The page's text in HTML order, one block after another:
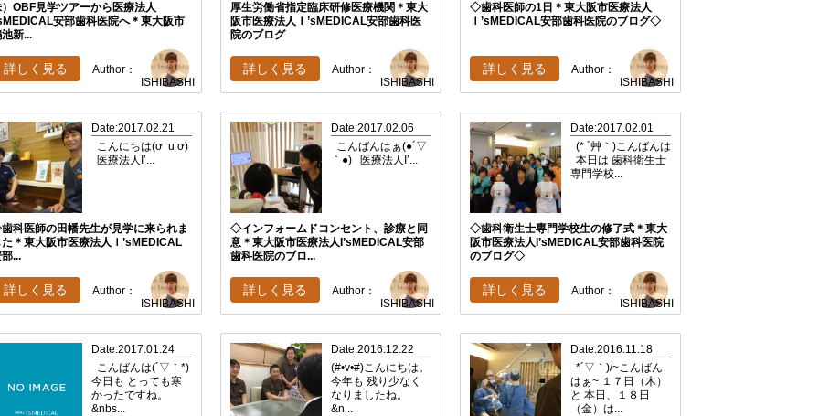
OBF見学ツアーから医療法人
安部歯科医院へ＊東大阪市
新...
Author：
ISHIBASHI
詳しく見る
厚生労働省指定臨床研修医療機関＊東大
阪市医療法人Ｉ’sMEDICAL安部歯科医
院のブログ
Author：
ISHIBASHI
詳しく見る
◇歯科医師の1日＊東大阪市医療法人
Ｉ’sMEDICAL安部歯科医院のブログ◇
Author：
ISHIBASHI
詳しく見る
Date:2017.02.21
こんにちは(ơ u ơ)
医療法人I’...
科医師の田幡先生が見学に来られま
＊東大阪市医療法人Ｉ’sMEDICAL
...
Author：
ISHIBASHI
詳しく見る
Date:2017.02.06
こんばんはぁ(●´▽
｀●) 医療法人I’...
◇インフォームドコンセント、診療と同
意＊東大阪市医療法人I’sMEDICAL安部
歯科医院のブロ...
Author：
ISHIBASHI
詳しく見る
Date:2017.02.01
(* ´艸｀)こんばんは
本日は 歯科衛生士
専門学校...
◇歯科衛生士専門学校生の修了式＊東大
阪市医療法人I’sMEDICAL安部歯科医院
のブログ◇
Author：
ISHIBASHI
詳しく見る
Date:2017.01.24
こんばんは(´▽｀*)
今日も とっても寒
かったですね。
&nbs...
Date:2016.12.22
(#•v•#)こんにちは。
今年も 残り少なく
なりましたね。
&n...
Date:2016.11.18
*´▽｀)/~こんばん
はぁ~ １７日（木）
と 本日、１８日
（金）は...